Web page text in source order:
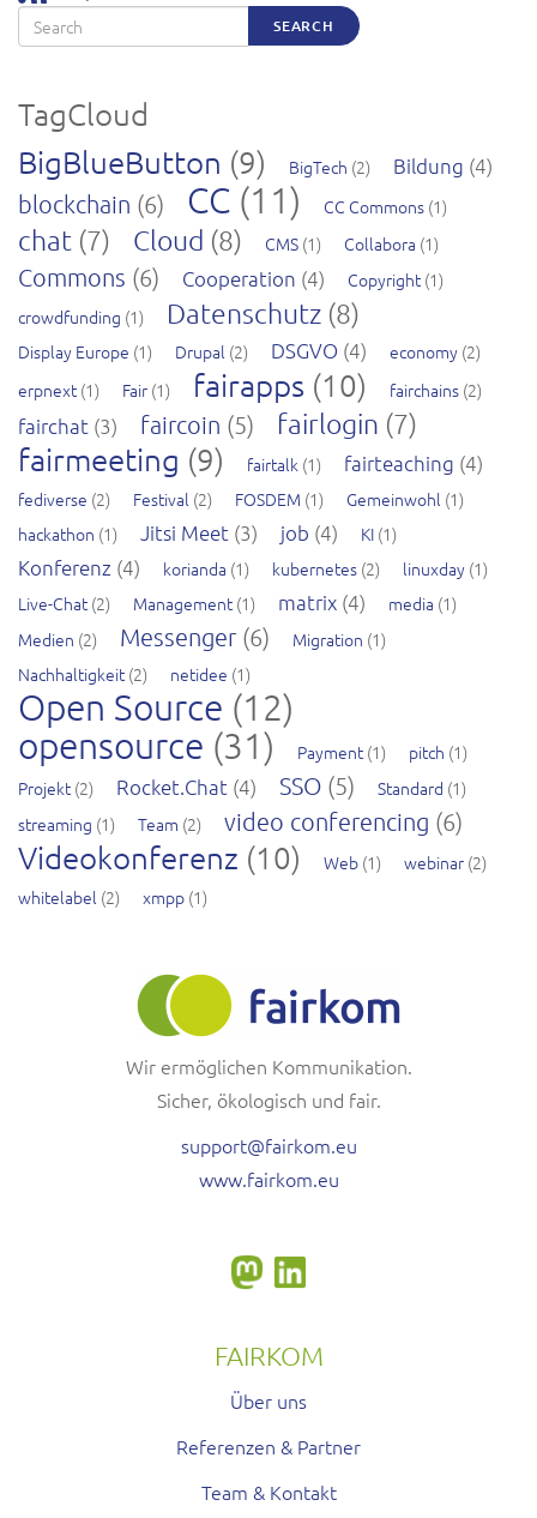
Search SEARCH
TagCloud
BigBlueButton (9) BigTech (2) Bildung (4)
blockchain (6) CC (11) CC Commons (1)
chat (7) Cloud (8) CMS (1) Collabora (1)
Commons (6) Cooperation (4) Copyright (1)
crowdfunding (1) Datenschutz (8)
Display Europe (1) Drupal (2) DSGVO (4) economy (2)
erpnext (1) Fair (1) fairapps (10) fairchains (2)
fairchat (3) faircoin (5) fairlogin (7)
fairmeeting (9) fairtalk (1) fairteaching (4)
fediverse (2) Festival (2) FOSDEM (1) Gemeinwohl (1)
hackathon (1) Jitsi Meet (3) job (4) KI (1)
Konferenz (4) korianda (1) kubernetes (2) linuxday (1)
Live-Chat (2) Management (1) matrix (4) media (1)
Medien (2) Messenger (6) Migration (1)
Nachhaltigkeit (2) netidee (1)
Open Source (12)
opensource (31) Payment (1) pitch (1)
Projekt (2) Rocket.Chat (4) SSO (5) Standard (1)
streaming (1) Team (2) video conferencing (6)
Videokonferenz (10) Web (1) webinar (2)
whitelabel (2) xmpp (1)
Wir ermöglichen Kommunikation.
Sicher, ökologisch und fair.
support@fairkom.eu
www.fairkom.eu
FAIRKOM
Über uns
Referenzen & Partner
Team & Kontakt